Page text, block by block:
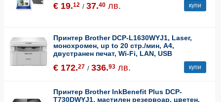
€ 19.12 / 37.40 лв. купи
Принтер Brother DCP-L1630WYJ1, Laser,
монохромен, up to 20 стр./мин, A4,
двустранен печат, Wi-Fi, LAN, USB
€ 172.27 / 336.93 лв. купи
Принтер Brother InkBenefit Plus DCP-
T730DWYJ1, мастилен резервоар, цветен,